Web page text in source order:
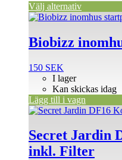
Välj alternativ
Biobizz
150 SEK
I lager
Kan skickas idag
Lägg till i vagn
Secret Jardin
inkl. Filter
Den
produkten
har
flera